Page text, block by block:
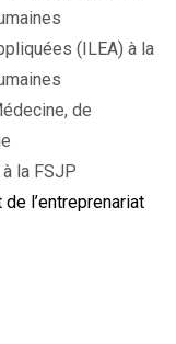
(ILEA) à la
de
la FSJP
l’entreprenariat